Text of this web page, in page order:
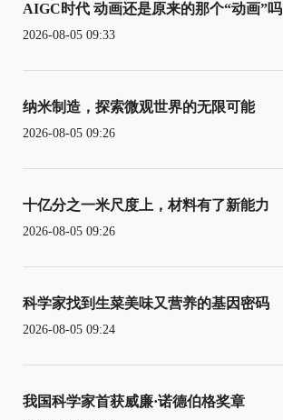
AIGC时代 动画还是原来的那个“动画”吗
2026-08-05 09:33
纳米制造，探索微观世界的无限可能
2026-08-05 09:26
十亿分之一米尺度上，材料有了新能力
2026-08-05 09:26
科学家找到生菜美味又营养的基因密码
2026-08-05 09:24
我国科学家首获威廉·诺德伯格奖章